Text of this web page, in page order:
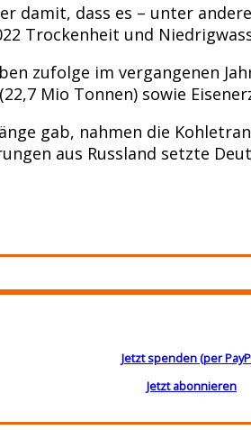
dass es – unter
Trockenheit und
zufolge im vergangenen
Mio Tonnen) sowie
gab, nahmen die
aus Russland setzte
Jetzt spenden (per
Jetzt abonnieren